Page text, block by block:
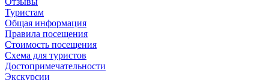
Туристам
Общая информация
Правила посещения
Стоимость посещения
Схема для туристов
Достопримечательности
Экскурсии